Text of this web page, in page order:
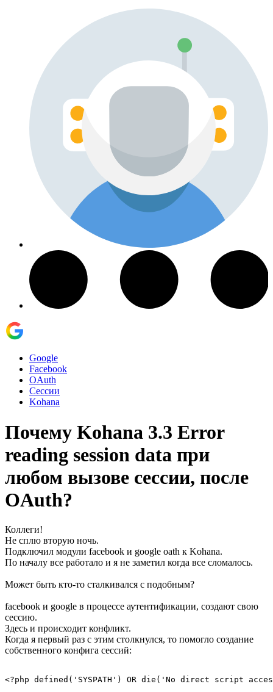
Google
Facebook
OAuth
Сессии
Kohana
Почему Kohana 3.3 Error
reading session data при
любом вызове сессии, после
OAuth?
Коллеги!
Не сплю вторую ночь.
Подключил модули facebook и google oath к Kohana.
По началу все работало и я не заметил когда все сломалось.
Может быть кто-то сталкивался с подобным?
facebook и google в процессе аутентификации, создают свою
сессию.
Здесь и происходит конфликт.
Когда я первый раз с этим столкнулся, то помогло создание
собственного конфига сессий:
<?php defined('SYSPATH') OR die('No direct script